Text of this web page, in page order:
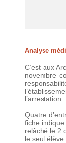
Analyse
C’est aux
novembre
l’arrestation.
Quatre
fiche
relâché le 2
le seul